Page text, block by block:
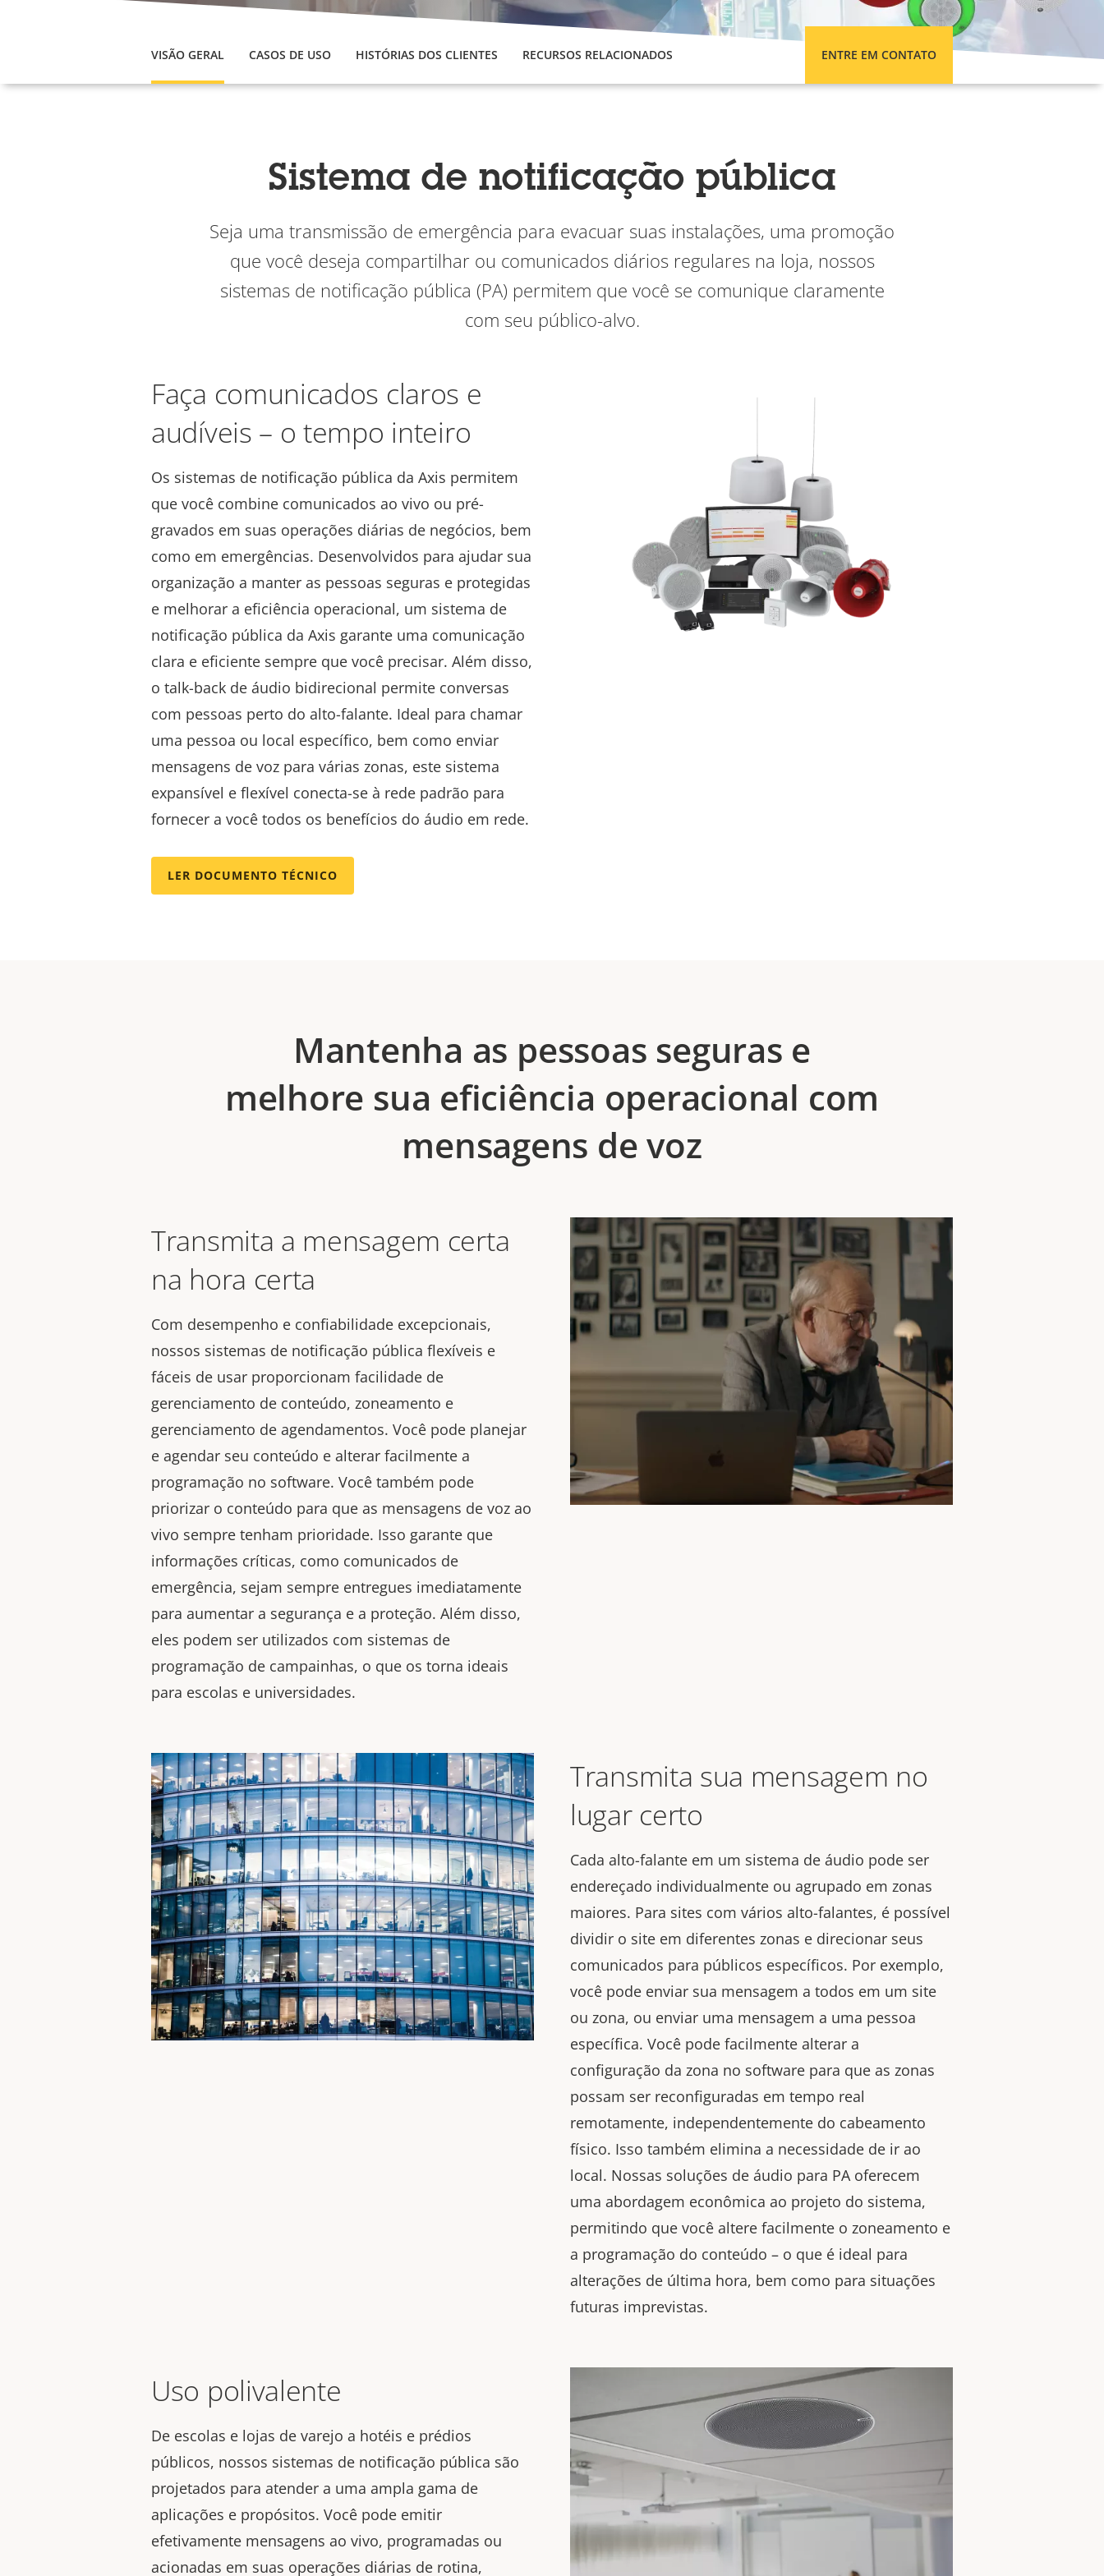
VISÃO GERAL CASOS DE USO HISTÓRIAS DOS CLIENTES RECURSOS RELACIONADOS ENTRE EM CONTATO
Sistema de notificação pública
Seja uma transmissão de emergência para evacuar suas instalações, uma promoção
que você deseja compartilhar ou comunicados diários regulares na loja, nossos
sistemas de notificação pública (PA) permitem que você se comunique claramente
com seu público-alvo.
Faça comunicados claros e
audíveis – o tempo inteiro
Os sistemas de notificação pública da Axis permitem
que você combine comunicados ao vivo ou pré-
gravados em suas operações diárias de negócios, bem
como em emergências. Desenvolvidos para ajudar sua
organização a manter as pessoas seguras e protegidas
e melhorar a eficiência operacional, um sistema de
notificação pública da Axis garante uma comunicação
clara e eficiente sempre que você precisar. Além disso,
o talk-back de áudio bidirecional permite conversas
com pessoas perto do alto-falante. Ideal para chamar
uma pessoa ou local específico, bem como enviar
mensagens de voz para várias zonas, este sistema
expansível e flexível conecta-se à rede padrão para
fornecer a você todos os benefícios do áudio em rede.
LER DOCUMENTO TÉCNICO
Mantenha as pessoas seguras e
melhore sua eficiência operacional com
mensagens de voz
Transmita a mensagem certa
na hora certa
Com desempenho e confiabilidade excepcionais,
nossos sistemas de notificação pública flexíveis e
fáceis de usar proporcionam facilidade de
gerenciamento de conteúdo, zoneamento e
gerenciamento de agendamentos. Você pode planejar
e agendar seu conteúdo e alterar facilmente a
programação no software. Você também pode
priorizar o conteúdo para que as mensagens de voz ao
vivo sempre tenham prioridade. Isso garante que
informações críticas, como comunicados de
emergência, sejam sempre entregues imediatamente
para aumentar a segurança e a proteção. Além disso,
eles podem ser utilizados com sistemas de
programação de campainhas, o que os torna ideais
para escolas e universidades.
Transmita sua mensagem no
lugar certo
Cada alto-falante em um sistema de áudio pode ser
endereçado individualmente ou agrupado em zonas
maiores. Para sites com vários alto-falantes, é possível
dividir o site em diferentes zonas e direcionar seus
comunicados para públicos específicos. Por exemplo,
você pode enviar sua mensagem a todos em um site
ou zona, ou enviar uma mensagem a uma pessoa
específica. Você pode facilmente alterar a
configuração da zona no software para que as zonas
possam ser reconfiguradas em tempo real
remotamente, independentemente do cabeamento
físico. Isso também elimina a necessidade de ir ao
local. Nossas soluções de áudio para PA oferecem
uma abordagem econômica ao projeto do sistema,
permitindo que você altere facilmente o zoneamento e
a programação do conteúdo – o que é ideal para
alterações de última hora, bem como para situações
futuras imprevistas.
Uso polivalente
De escolas e lojas de varejo a hotéis e prédios
públicos, nossos sistemas de notificação pública são
projetados para atender a uma ampla gama de
aplicações e propósitos. Você pode emitir
efetivamente mensagens ao vivo, programadas ou
acionadas em suas operações diárias de rotina,